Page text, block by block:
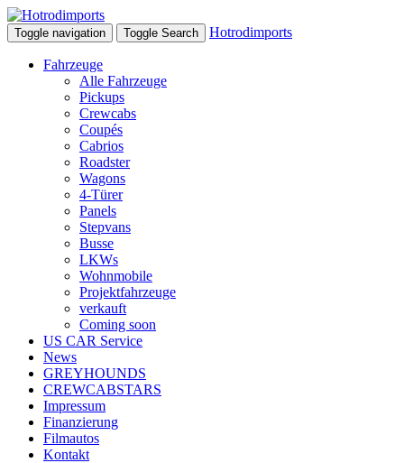
Toggle navigation Toggle Search Hotrodimports
Fahrzeuge
Alle Fahrzeuge
Pickups
Crewcabs
Coupés
Cabrios
Roadster
Wagons
4-Türer
Panels
Stepvans
Busse
LKWs
Wohnmobile
Projektfahrzeuge
verkauft
Coming soon
US CAR Service
News
GREYHOUNDS
CREWCABSTARS
Impressum
Finanzierung
Filmautos
Kontakt